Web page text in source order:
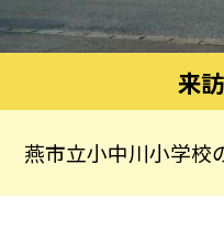
来
燕市立小中川小学校